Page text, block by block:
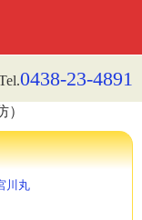
0438-23-4891
）
川丸